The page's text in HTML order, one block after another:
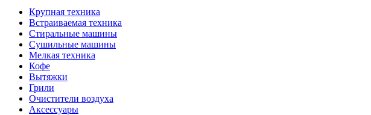
Крупная техника
Встраиваемая техника
Стиральные машины
Сушильные машины
Мелкая техника
Кофе
Вытяжки
Грили
Очистители воздуха
Аксессуары